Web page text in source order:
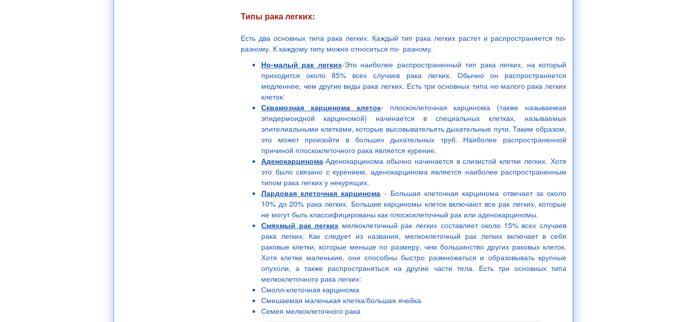
Типы рака легких:
Есть два основных типа рака легких. Каждый тип рака легких растет и распространяется по-
разному. К каждому типу можно относиться по- разному.
Но-малый рак легких-Это наиболее распространенный тип рака легких, на который
приходится около 85% всех случаев рака легких. Обычно он распространяется
медленнее, чем другие виды рака легких. Есть три основных типа не-малого рака легких
клеток:
Сквамозная карцинома клеток- плоскоклеточная карцинома (также называемая
эпидермоидной карциномой) начинается в специальных клетках, называемых
эпителиальными клетками, которые высовывательять дыхательные пути. Таким образом,
это может произойти в больших дыхательных труб. Наиболее распространенной
причиной плоскоклеточного рака является курение.
Аденокарцинома-Аденокарцинома обычно начинается в слизистой клетки легких. Хотя
это было связано с курением, аденокарцинома является наиболее распространенным
типом рака легких у некурящих.
Лардовая клеточная карцинома - Большая клеточная карцинома отвечает за около
10% до 20% рака легких. Большие карциномы клеток включают все рак легких, которые
не могут быть классифицированы как плоскоклеточный рак или аденокарциномы.
Смяхмый рак легких мелкоклеточный рак легких составляет около 15% всех случаев
рака легких. Как следует из названия, мелкоклеточный рак легких включает в себя
раковые клетки, которые меньше по размеру, чем большинство других раковых клеток.
Хотя клетки маленькие, они способны быстро размножаться и образовывать крупные
опухоли, а также распространяться на другие части тела. Есть три основных типа
мелкоклеточного рака легких:
Смолл-клеточная карцинома
Смешаемая маленькая клетка/большая ячейка
Семея мелкоклеточного рака